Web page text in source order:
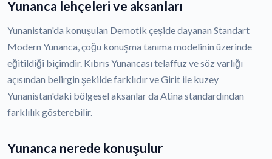
Yunanca lehçeleri ve aksanları
Yunanistan'da konuşulan Demotik çeşide dayanan Standart
Modern Yunanca, çoğu konuşma tanıma modelinin üzerinde
eğitildiği biçimdir. Kıbrıs Yunancası telaffuz ve söz varlığı
açısından belirgin şekilde farklıdır ve Girit ile kuzey
Yunanistan'daki bölgesel aksanlar da Atina standardından
farklılık gösterebilir.
Yunanca nerede konuşulur